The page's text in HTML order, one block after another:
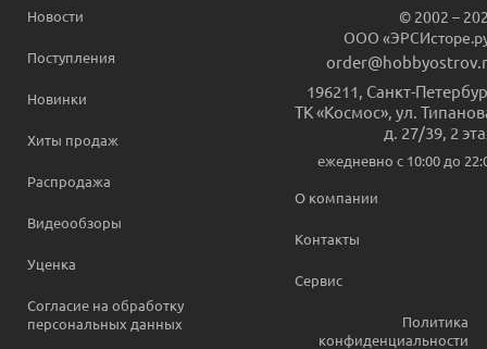
Новости
Поступления
Новинки
Хиты продаж
Распродажа
Видеообзоры
Уценка
Согласие на обработку
персональных данных
© 2002 –
ООО
196211 Санкт-
ТК «Космос», ул.
д. 27/39, 2
ежедневно c 10:00 до
О компании
Контакты
Сервис
Политика
конфиденциальности